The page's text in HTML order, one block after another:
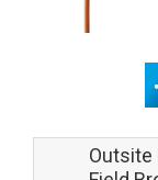
Outsite